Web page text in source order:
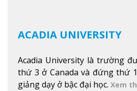
ACADIA UNIVERSITY
Acadia University là trường
thứ 3 ở Canada và đứng thứ
giảng dạy ở bậc đại học. Xem